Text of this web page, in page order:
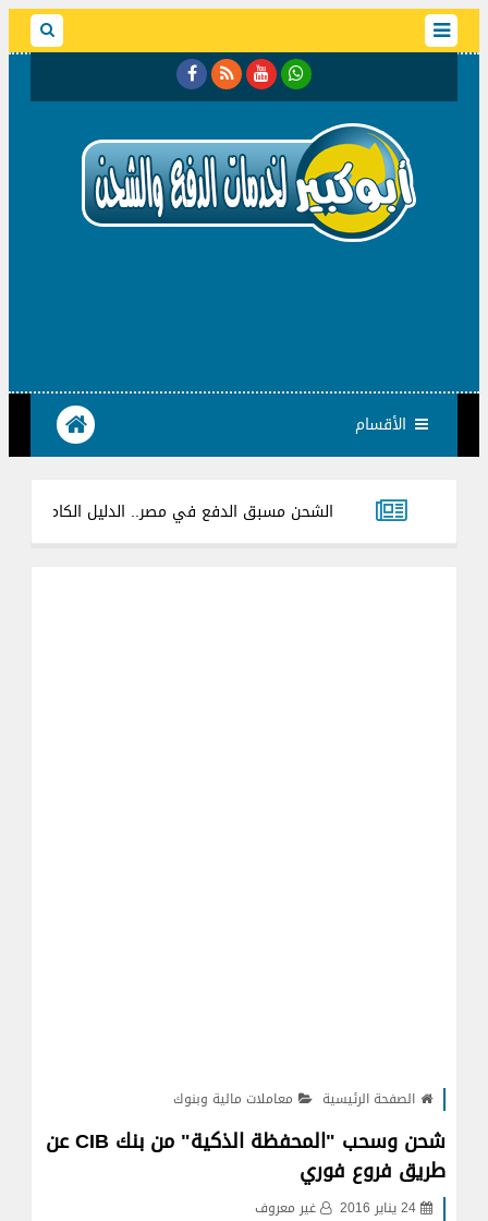
الأقسام
بكارت الشحن مسبق الدفع في مصر.. الدليل الكامل وطريقة
الصفحة الرئيسية معاملات مالية وبنوك
شحن وسحب "المحفظة الذكية" من بنك CIB عن
طريق فروع فوري
24 يناير 2016 غير معروف